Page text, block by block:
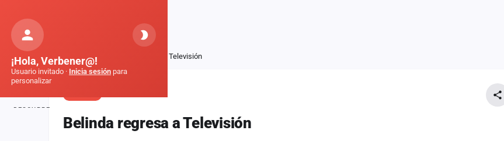
Inicio Noticias Belinda regresa a Televisión
Belinda regresa a Televisión
¡Hola, Verbener@!
Usuario invitado · Inicia sesión para
personalizar
DESCUBRE